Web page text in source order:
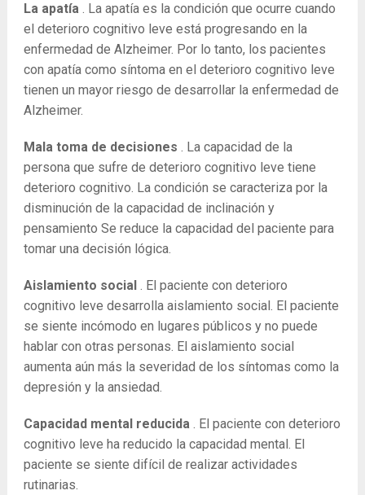
La apatía. La apatía es la condición que ocurre cuando
el deterioro cognitivo leve está progresando en la
enfermedad de Alzheimer. Por lo tanto, los pacientes
con apatía como síntoma en el deterioro cognitivo leve
tienen un mayor riesgo de desarrollar la enfermedad de
Alzheimer.
Mala toma de decisiones . La capacidad de la
persona que sufre de deterioro cognitivo leve tiene
deterioro cognitivo. La condición se caracteriza por la
disminución de la capacidad de inclinación y
pensamiento Se reduce la capacidad del paciente para
tomar una decisión lógica.
Aislamiento social. El paciente con deterioro
cognitivo leve desarrolla aislamiento social. El paciente
se siente incómodo en lugares públicos y no puede
hablar con otras personas. El aislamiento social
aumenta aún más la severidad de los síntomas como la
depresión y la ansiedad.
Capacidad mental reducida. El paciente con deterioro
cognitivo leve ha reducido la capacidad mental. El
paciente se siente difícil de realizar actividades
rutinarias.